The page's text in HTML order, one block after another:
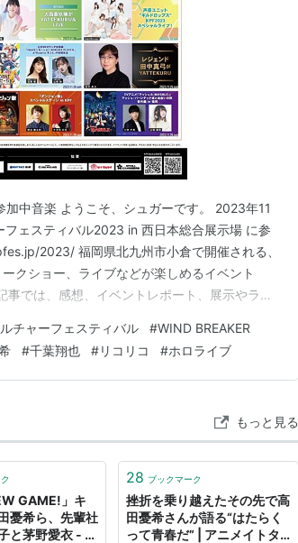
中音楽 ようこそ、シュガーです。 2023年11
ェスティバル2023 in 西日本総合展示場 に参
2023/ 福岡県北九州市小倉で開催される、
クショー、ライブなどが楽しめるイベント
では、感想、イベントレポート、展示やラッ
! 北九州ポップカルチャーフェス…
チャーフェスティバル #WIND BREAKER
#千葉翔也 #リコリコ #ホロライブ
もっと見る
GAME!」キ
憂希ら、先輩社
と茅野愛衣 - コ
28 ブックマーク
挫折を乗り越えたその先で高
田憂希さんが語る“はたらく
って青春だ” | アニメイトタ